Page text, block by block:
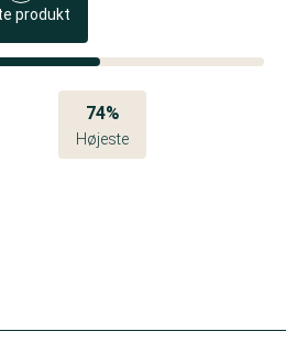
produkt
74%
Højeste